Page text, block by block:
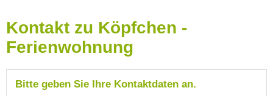
Kontakt zu Köpfchen -
Ferienwohnung
Bitte geben Sie Ihre Kontaktdaten an.